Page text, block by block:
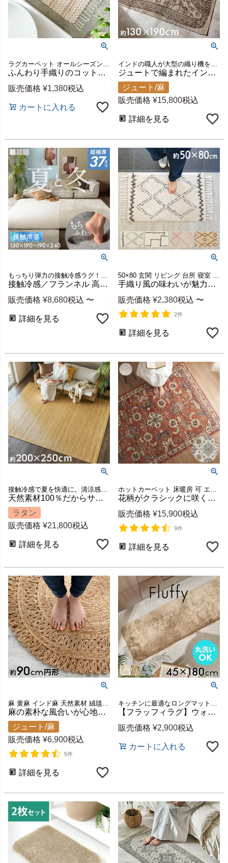
ラグカーペット オールシーズン 春 夏 秋 冬 フリンジ ボーホー
ふんわり手織りのコットンシェニールラグ 玄関マット・バスマットに 約45×60cm 手洗いOK [34572]
販売価格 ¥1,380税込
カートに入れる
インドの職人が大型の織り機を用いて丁寧に作り上げたジュートラグ
ジュートで編まれたインドのハンドメイドラグカーペット[34643]
ジュート/麻
販売価格 ¥15,800税込
詳細を見る
もっちり弾力の接触冷感ラグ！年中使えるフランネル地とのリバーシブル超極厚高反発ラグ
接触冷感／フランネル 高反発リバーシブルラグ 超極厚もっちり弾力 ソフチェ [kr250]
販売価格 ¥8,680税込 〜
詳細を見る
50×80 玄関 リビング 台所 寝室 ベッドルーム トイレ 洗面所 フリンジ メッシュ ライン ベース シンプル エスニック 柔らか 屋内 かわいい デザイン 柄 ギフト プレゼント
手織り風の味わいが魅力なベニオワレン柄モロッカン玄関マット 約50×80cm ホットカーペット対応 [b2a-83]
販売価格 ¥2,380税込 〜
2件
詳細を見る
接触冷感で夏を快適に。清涼感・機能性・デザイン性を兼ね備えたラタンカーペット
天然素材100％だからサスティナブル 暑い夏を涼しく快適にすごせるラタンでできた涼感ラグカーペット（籐むしろ）約200×250cm [cpt-cp1000-250]
ラタン
販売価格 ¥21,800税込
詳細を見る
ホットカーペット 床暖房 可 エジプトラグ デザインラグ 約 1.5畳 敷物 エキゾチック 模様 ベッドルーム ヴィンテージ風 模様替え ワンルーム 新生活 アンティーク風 オリエンタル
花柄がクラシックに咲くエジプト製ウィルトンラグ 約133×190cm (1.5畳相当) [eg84269]
販売価格 ¥15,900税込
9件
詳細を見る
麻 黄麻 インド麻 天然素材 絨毯 カーペット 手織り 敷物 夏用
麻の素朴な風合いが心地よい円形ジュートラグ 約90×90cm [34413]
ジュート/麻
販売価格 ¥6,900税込
5件
詳細を見る
キッチンに最適なロングマットタイプが新登場！洗濯機OKでいつでも清潔、45×180cmで細長いスペースにもピッタリ。
【フラッフィラグ】ウォシャブル＆裏面滑り止め付き18mmのやわらかい毛足に包まれるマイクロファイバーラグマット[b100-45x180]
販売価格 ¥2,900税込
カートに入れる